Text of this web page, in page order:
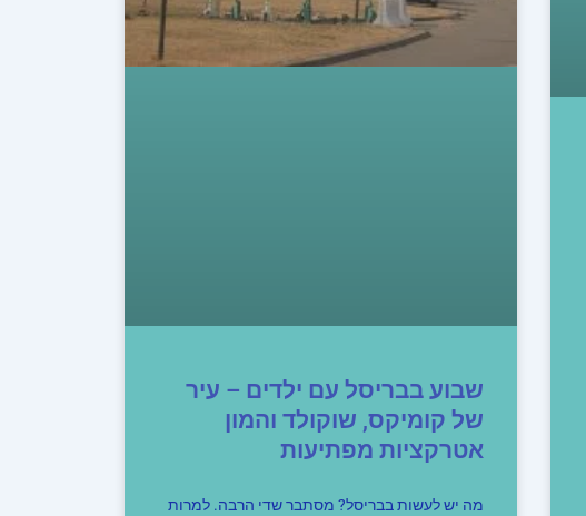
שבוע בבריסל עם ילדים – עיר
של קומיקס, שוקולד והמון
אטרקציות מפתיעות
מה יש לעשות בבריסל? מסתבר שדי הרבה. למרות